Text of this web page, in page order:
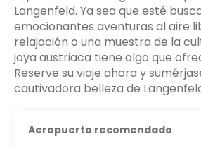
Langenfeld. Ya sea que esté
emocionantes aventuras al aire
relajación o una muestra de la
joya austriaca tiene algo que
Reserve su viaje ahora y
cautivadora belleza de
Aeropuerto recomendado